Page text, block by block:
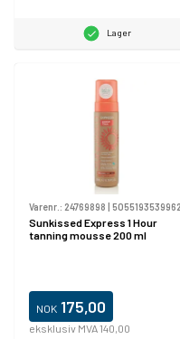
Lager
Varenr.: 24769898 5055193539962
Sunkissed Express 1 Hour
tanning mousse 200 ml
NOK 175,00
eksklusiv MVA 140,00